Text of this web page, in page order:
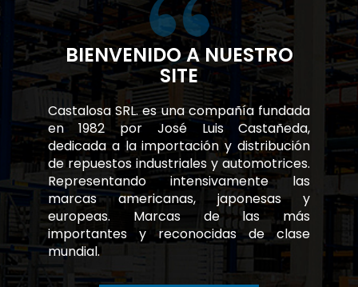
BIENVENIDO A NUESTRO
SITE
Castalosa SRL. es una compañía fundada
en 1982 por José Luis Castañeda,
dedicada a la importación y distribución
de repuestos industriales y automotrices.
Representando intensivamente las
marcas americanas, japonesas y
europeas. Marcas de las más
importantes y reconocidas de clase
mundial.